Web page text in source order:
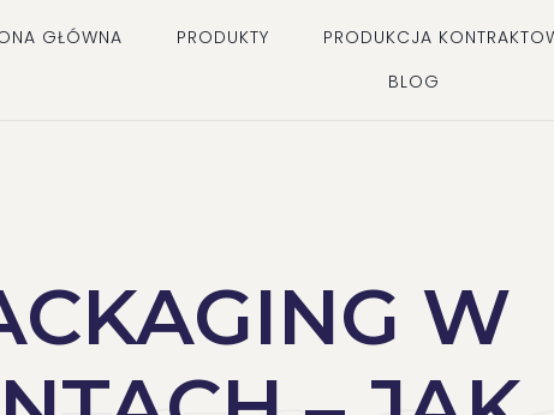
GŁÓWNA PRODUKTY PRODUKCJA
BLOG
W